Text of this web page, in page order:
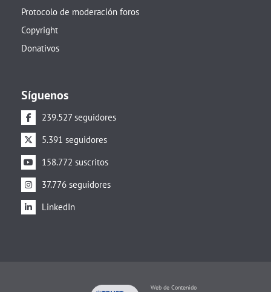
Protocolo de moderación foros
Copyright
Donativos
Síguenos
239.527 seguidores
5.391 seguidores
158.772 suscritos
37.776 seguidores
LinkedIn
Web de Contenido